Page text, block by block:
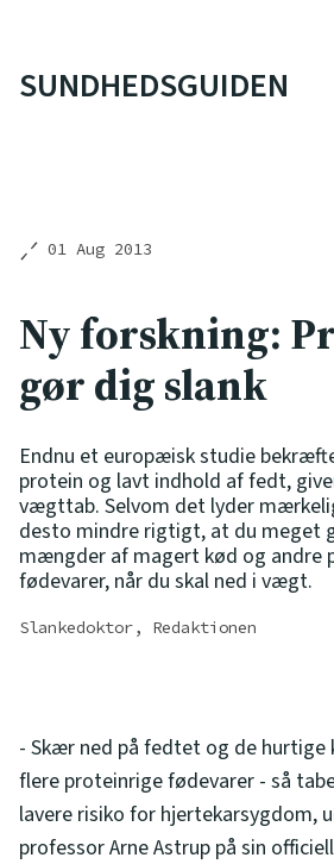
SUNDHEDSGUIDEN
01 Aug 2013
Ny forskning:
gør dig slank
Endnu et europæisk studie
protein og lavt indhold af fedt,
vægttab. Selvom det lyder
desto mindre rigtigt, at du meget
mængder af magert kød og andre
fødevarer, når du skal ned i vægt.
Slankedoktor, Redaktionen
- Skær ned på fedtet og de hurtige
flere proteinrige fødevarer - så
lavere risiko for hjertekarsygdom,
professor Arne Astrup på sin